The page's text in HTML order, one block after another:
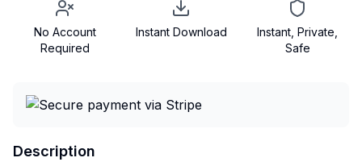
No Account
Required
Instant Download
Instant, Private,
Safe
Description